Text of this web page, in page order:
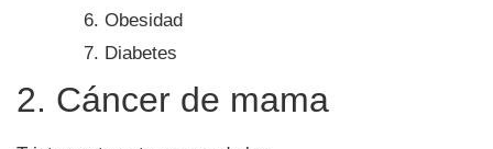
Obesidad
Diabetes
2. Cáncer de mama